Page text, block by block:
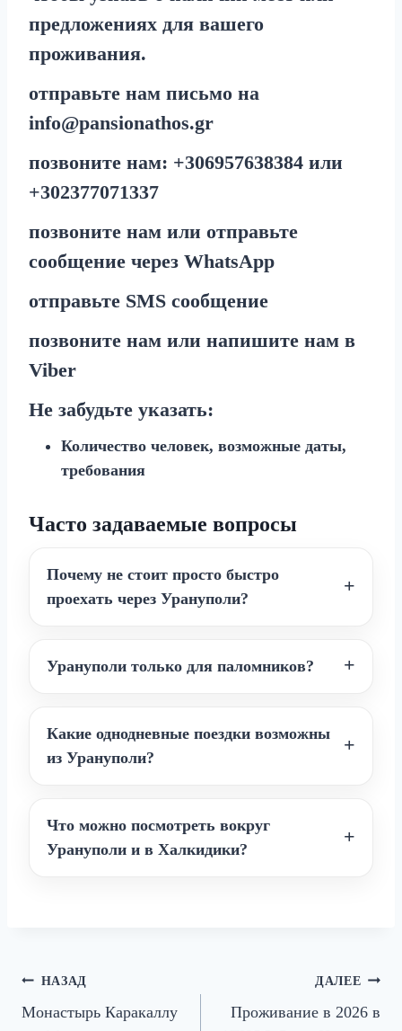
предложениях для вашего
проживания.
отправьте нам письмо на
info@pansionathos.gr
позвоните нам: +306957638384 или
+302377071337
позвоните нам или отправьте
сообщение через WhatsApp
отправьте SMS сообщение
позвоните нам или напишите нам в
Viber
Не забудьте указать:
Количество человек, возможные даты,
требования
Часто задаваемые вопросы
Почему не стоит просто быстро
проехать через Урануполи?
Урануполи только для паломников?
Какие однодневные поездки возможны
из Урануполи?
Что можно посмотреть вокруг
Урануполи и в Халкидики?
Навигация
по
НАЗАД
Монастырь Каракаллу
ДАЛЕЕ
Проживание в 2026 в